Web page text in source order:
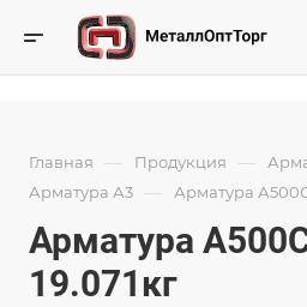
Главная — Продукция —
Арматура А3 — Арматура
Арматура
19.071кг